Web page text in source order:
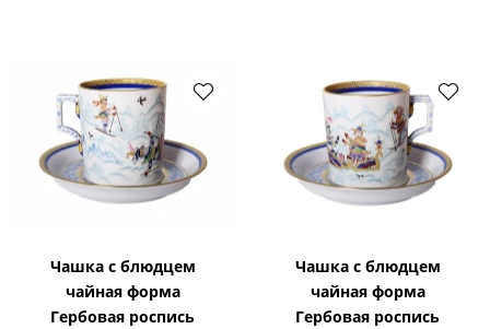
Чашка с блюдцем
чайная форма
Гербовая роспись
Чашка с блюдцем
чайная форма
Гербовая роспись